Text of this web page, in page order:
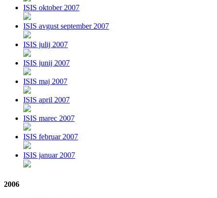
ISIS oktober 2007
ISIS avgust september 2007
ISIS julij 2007
ISIS junij 2007
ISIS maj 2007
ISIS april 2007
ISIS marec 2007
ISIS februar 2007
ISIS januar 2007
2006